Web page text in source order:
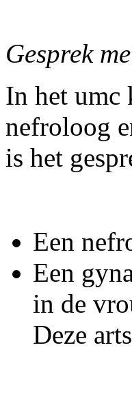
Gesprek
In het umc
nefroloog
is het
Een
Een
in de
Deze